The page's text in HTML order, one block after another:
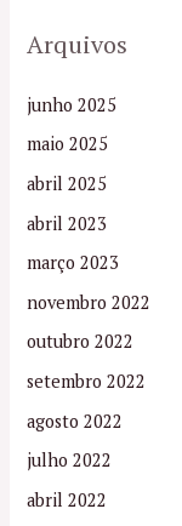
Arquivos
junho 2025
maio 2025
abril 2025
abril 2023
março 2023
novembro 2022
outubro 2022
setembro 2022
agosto 2022
julho 2022
abril 2022